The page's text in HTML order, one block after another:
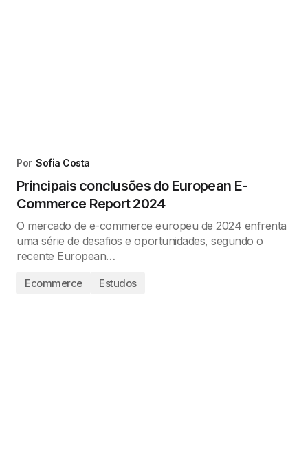
Por Sofia Costa
Principais conclusões do European E-
Commerce Report 2024
O mercado de e-commerce europeu de 2024 enfrenta
uma série de desafios e oportunidades, segundo o
recente European…
Ecommerce Estudos